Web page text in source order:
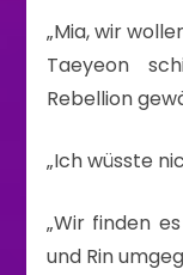
„Mia, wir
Taeyeon
Rebellion
„Ich wüsste
„Wir finden
und Rin